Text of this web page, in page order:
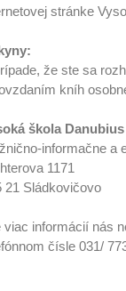
stránke
že ste sa
kníh
škola Danubius
informačne a
1171
21 Sládkovičovo
viac informácií nás
čísle 031/